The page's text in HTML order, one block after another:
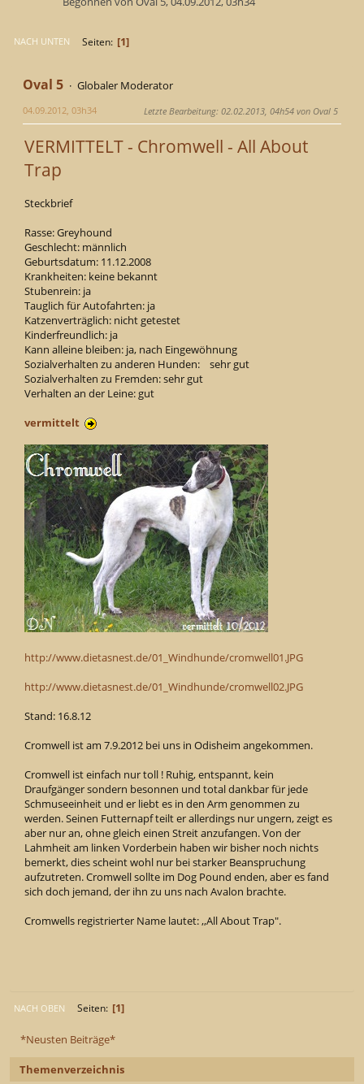
*Neusten Beiträge*
Themenverzeichnis
NACH UNTEN Seiten 1
Oval 5 Globaler Moderator
04.09.2012, 03h34 Letzte Bearbeitung: 02.02.2013, 04h54 von Oval 5
VERMITTELT - Chromwell - All About
Trap
Steckbrief
Rasse: Greyhound
Geschlecht: männlich
Geburtsdatum: 11.12.2008
Krankheiten: keine bekannt
Stubenrein: ja
Tauglich für Autofahrten: ja
Katzenverträglich: nicht getestet
Kinderfreundlich: ja
Kann alleine bleiben: ja, nach Eingewöhnung
Sozialverhalten zu anderen Hunden: sehr gut
Sozialverhalten zu Fremden: sehr gut
Verhalten an der Leine: gut
vermittelt
http://www.dietasnest.de/01_Windhunde/cromwell01.JPG
http://www.dietasnest.de/01_Windhunde/cromwell02.JPG
Stand: 16.8.12
Cromwell ist am 7.9.2012 bei uns in Odisheim angekommen.
Cromwell ist einfach nur toll ! Ruhig, entspannt, kein
Draufgänger sondern besonnen und total dankbar für jede
Schmuseeinheit und er liebt es in den Arm genommen zu
werden. Seinen Futternapf teilt er allerdings nur ungern, zeigt es
aber nur an, ohne gleich einen Streit anzufangen. Von der
Lahmheit am linken Vorderbein haben wir bisher noch nichts
bemerkt, dies scheint wohl nur bei starker Beanspruchung
aufzutreten. Cromwell sollte im Dog Pound enden, aber es fand
sich doch jemand, der ihn zu uns nach Avalon brachte.
Cromwells registrierter Name lautet: ,,All About Trap".
NACH OBEN Seiten 1